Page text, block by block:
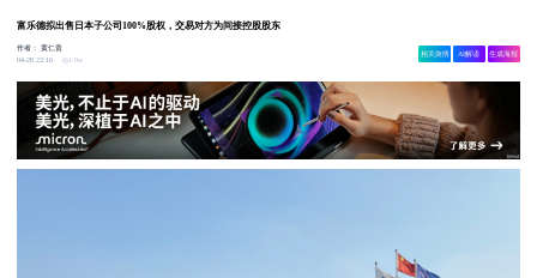
富乐德拟出售日本子公司100%股权，交易对方为间接控股股东
作者：黄仁贵
04-28 22:16
1.9w
相关舆情 AI解读 生成海报